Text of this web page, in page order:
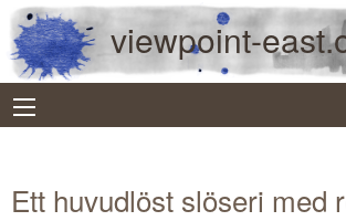
viewpoint-
Ett huvudlöst slöseri med